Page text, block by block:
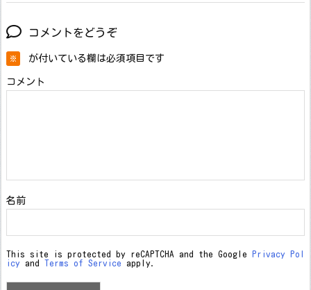
コメントをどうぞ
※ が付いている欄は必須項目です
コメント
名前
This site is protected by reCAPTCHA and the Google
Privacy Pol
icy and Terms of Service apply.